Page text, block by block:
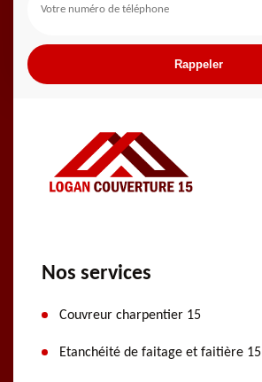
Nos services
Couvreur charpentier 15
Etanchéité de faitage et faitière 15